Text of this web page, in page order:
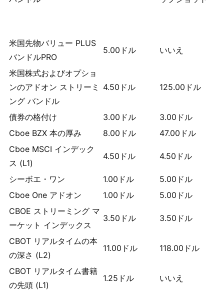
米国先物バリュー PLUS
バンドルPRO
5.00 ドル いいえ
米国株式およびオプショ
ンのアドオン ストリーミ
ング バンドル
4.50 ドル 125.00 ドル
債券の格付け 3.00 ドル 3.00 ドル
Cboe BZX 本の厚み
8.00 ドル 47.00 ドル
Cboe MSCI インデック
ス (L1)
4.50 ドル 4.50 ドル
シーボエ・ワン 1.00 ドル 5.00 ドル
Cboe One アドオン
1.00 ドル 5.00 ドル
CBOE ストリーミング マ
ーケット インデックス
3.50 ドル 3.50 ドル
CBOT リアルタイムの本
の深さ (L2)
11.00 ドル 118.00 ドル
CBOT リアルタイム書籍
の先頭 (L1)
1.25 ドル いいえ